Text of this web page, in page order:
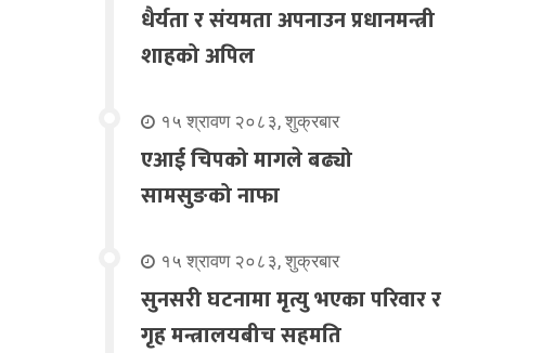
धैर्यता र संयमता अपनाउन प्रधानमन्त्री
शाहको अपिल
१५ श्रावण २०८३, शुक्रबार
एआई चिपको मागले बढ्यो
सामसुङको नाफा
१५ श्रावण २०८३, शुक्रबार
सुनसरी घटनामा मृत्यु भएका परिवार र
गृह मन्त्रालयबीच सहमति